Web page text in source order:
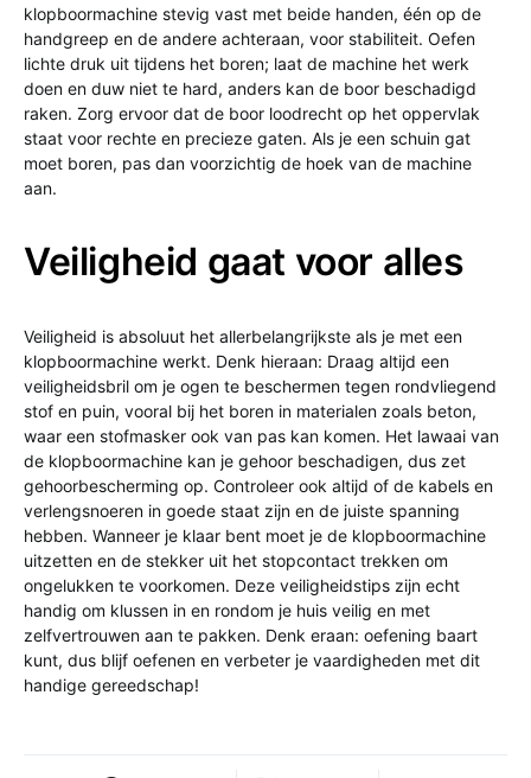
klopboormachine stevig vast met beide handen, één op de
handgreep en de andere achteraan, voor stabiliteit. Oefen
lichte druk uit tijdens het boren; laat de machine het werk
doen en duw niet te hard, anders kan de boor beschadigd
raken. Zorg ervoor dat de boor loodrecht op het oppervlak
staat voor rechte en precieze gaten. Als je een schuin gat
moet boren, pas dan voorzichtig de hoek van de machine
aan.
Veiligheid gaat voor alles
Veiligheid is absoluut het allerbelangrijkste als je met een
klopboormachine werkt. Denk hieraan: Draag altijd een
veiligheidsbril om je ogen te beschermen tegen rondvliegend
stof en puin, vooral bij het boren in materialen zoals beton,
waar een stofmasker ook van pas kan komen. Het lawaai van
de klopboormachine kan je gehoor beschadigen, dus zet
gehoorbescherming op. Controleer ook altijd of de kabels en
verlengsnoeren in goede staat zijn en de juiste spanning
hebben. Wanneer je klaar bent moet je de klopboormachine
uitzetten en de stekker uit het stopcontact trekken om
ongelukken te voorkomen. Deze veiligheidstips zijn echt
handig om klussen in en rondom je huis veilig en met
zelfvertrouwen aan te pakken. Denk eraan: oefening baart
kunt, dus blijf oefenen en verbeter je vaardigheden met dit
handige gereedschap!